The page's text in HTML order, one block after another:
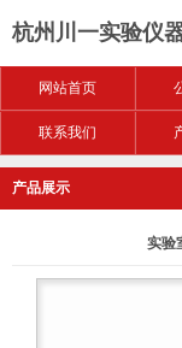
杭州川一实验仪
网站首页
联系我们
产品展示
实验